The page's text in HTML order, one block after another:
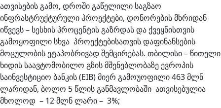
ათვისების გამო, დროში გაწელილი საგზაო
ინფრასტრუქტურული პროექტები, დონორების მხრიდან
იწვევს – სესხის პროცენტის გაზრდას და ქვეყნისთვის
გამოყოფილი სხვა პროექტებისათვის დაფინანსების
მოცულობის ეტაპობრივად შემცირებას. თბილისი – წითელი
ხიდის საავტომობილო გზის მშენებლობაზე ევროპის
საინვესტიციო ბანკის (EIB) მიერ გამოუოფილი 463 მლნ
ლარიდან, ბოლო 5 წლის განმავლობაში ათვისებულია
მხოლოდ – 12 მლნ ლარი – 3%;